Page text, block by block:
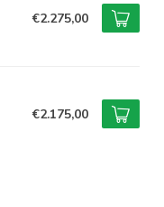
€2.275,00
€2.175,00